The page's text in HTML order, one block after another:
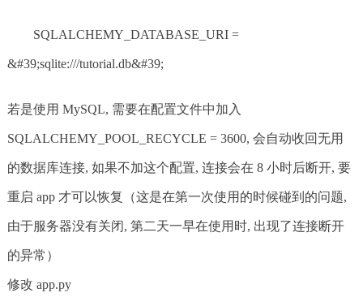
SQLALCHEMY_DATABASE_URI =
&#39;sqlite:///tutorial.db&#39;
若是使用 MySQL, 需要在配置文件中加入
SQLALCHEMY_POOL_RECYCLE = 3600, 会自动收回无用
的数据库连接, 如果不加这个配置, 连接会在 8 小时后断开, 要
重启 app 才可以恢复（这是在第一次使用的时候碰到的问题,
由于服务器没有关闭, 第二天一早在使用时, 出现了连接断开
的异常）
修改 app.py